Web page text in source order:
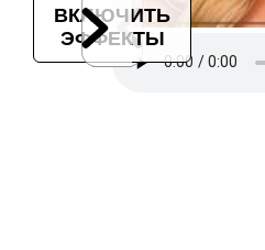
ВКЛЮЧИТЬ
ЭФФЕКТЫ